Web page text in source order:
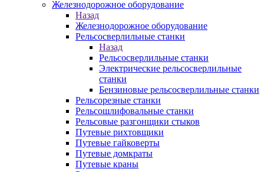
Железнодорожное оборудование
Назад
Железнодорожное оборудование
Рельсосверлильные станки
Назад
Рельсосверлильные станки
Электрические рельсосверлильные
станки
Бензиновые рельсосверлильные станки
Рельсорезные станки
Рельсошлифовальные станки
Рельсовые разгонщики стыков
Путевые рихтовщики
Путевые гайковерты
Путевые домкраты
Путевые краны